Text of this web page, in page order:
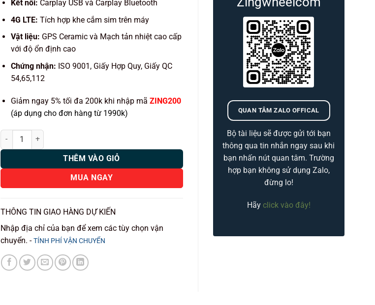
Kết nối: Carplay USB và Carplay Bluetooth
4G LTE: Tích hợp khe cắm sim trên máy
Vật liệu: GPS Ceramic và Mạch tản nhiệt cao cấp
với độ ổn định cao
Chứng nhận: ISO 9001, Giấy Hợp Quy, Giấy QC
54,65,112
Giảm ngay 5% tối đa 200k khi nhập mã ZING200
(áp dụng cho đơn hàng từ 1990k)
MSPORT AI ANDROID BOX 5G CHÍNH HÃNG số lượng
THÊM VÀO GIỎ
MUA NGAY
THÔNG TIN GIAO HÀNG DỰ KIẾN
Nhập địa chỉ của bạn để xem các tùy chọn vận
chuyển. -TÍNH PHÍ VẬN CHUYỂN
QUAN TÂM ZALO OFFICAL
Bộ tài liệu sẽ được gửi tới bạn
thông qua tin nhắn ngay sau khi
bạn nhấn nút quan tâm. Trường
hợp bạn không sử dụng Zalo,
đừng lo!
Hãy click vào đây!